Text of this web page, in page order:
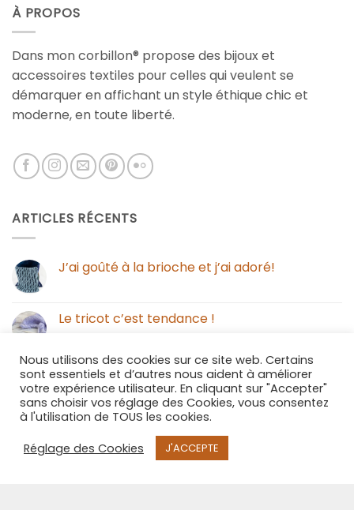
À PROPOS
Dans mon corbillon® propose des bijoux et
accessoires textiles pour celles qui veulent se
démarquer en affichant un style éthique chic et
moderne, en toute liberté.
ARTICLES RÉCENTS
J’ai goûté à la brioche et j’ai adoré!
Le tricot c’est tendance !
Un rangement qui provoque le retour des
“enrubannés”
SUIVEZ-MOI SUR INSTAGRAM
Nous utilisons des cookies sur ce site web. Certains
sont essentiels et d’autres nous aident à améliorer
votre expérience utilisateur. En cliquant sur "Accepter"
sans choisir vos réglage des Cookies, vous consentez
à l'utilisation de TOUS les cookies.
Réglage des Cookies
J'ACCEPTE